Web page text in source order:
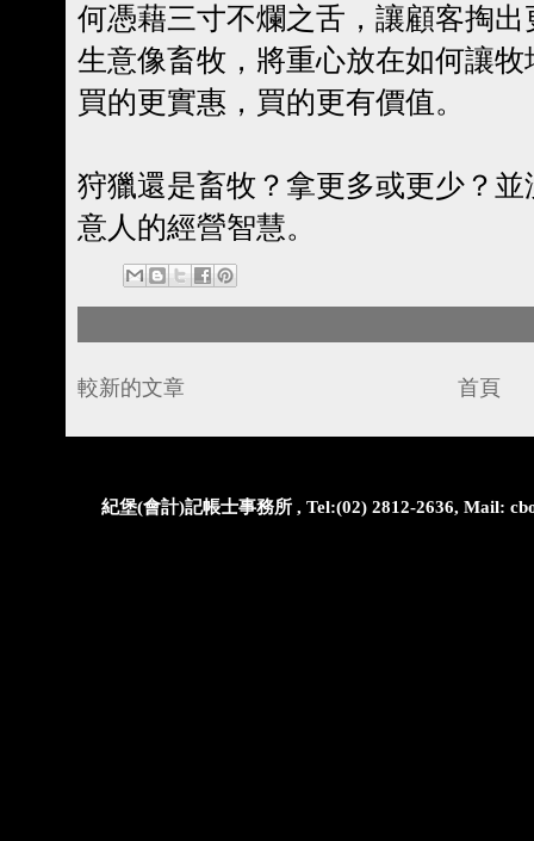
何憑藉三寸不爛之舌，讓顧客掏
生意像畜牧，將重心放在如何讓
買的更實惠，買的更有價值。
狩獵還是畜牧？拿更多或更少？
意人的經營智慧。
較新的文章 首頁
紀堡(會計)記帳士事務所 , Tel:(02) 2812-2636, Mail: